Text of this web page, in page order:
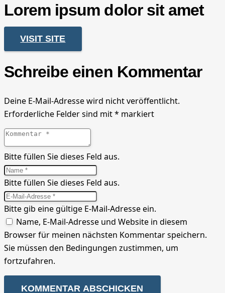
Lorem ipsum dolor sit amet
VISIT SITE
Schreibe einen Kommentar
Deine E-Mail-Adresse wird nicht veröffentlicht.
Erforderliche Felder sind mit* markiert
Bitte füllen Sie dieses Feld aus.
Bitte füllen Sie dieses Feld aus.
Bitte gib eine gültige E-Mail-Adresse ein.
Name, E-Mail-Adresse und Website in diesem
Browser für meinen nächsten Kommentar speichern.
Sie müssen den Bedingungen zustimmen, um
fortzufahren.
KOMMENTAR ABSCHICKEN